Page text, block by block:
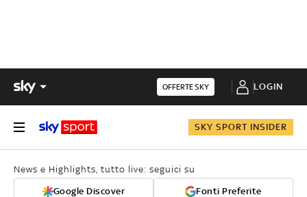
OFFERTE SKY LOGIN
SKY SPORT INSIDER
News e Highlights, tutto live: seguici su
Google Discover Fonti Preferite